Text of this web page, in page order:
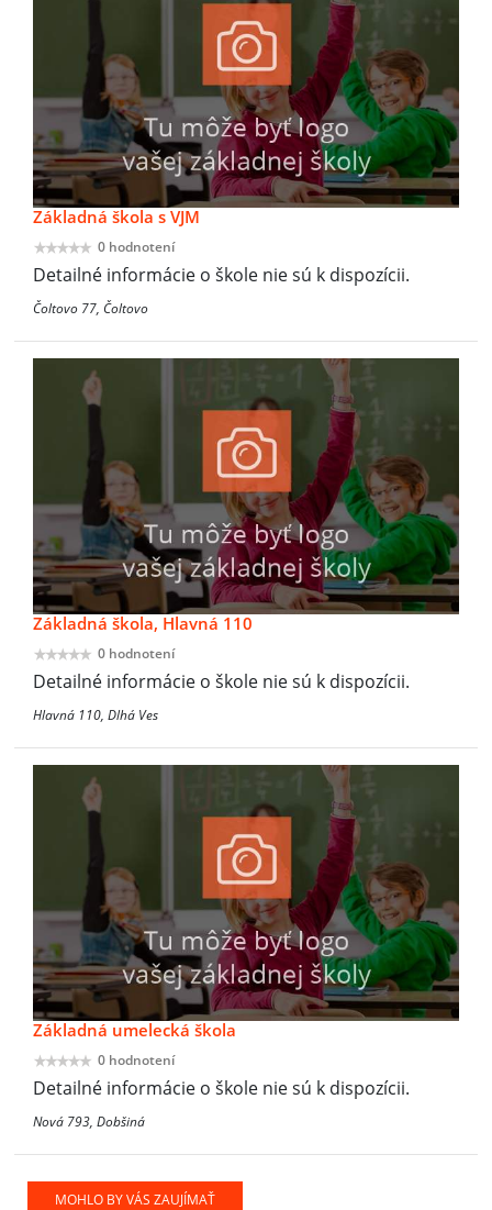
Základná škola s VJM
0 hodnotení
Detailné informácie o škole nie sú k dispozícii.
Čoltovo 77, Čoltovo
Základná škola, Hlavná 110
0 hodnotení
Detailné informácie o škole nie sú k dispozícii.
Hlavná 110, Dlhá Ves
Základná umelecká škola
0 hodnotení
Detailné informácie o škole nie sú k dispozícii.
Nová 793, Dobšiná
MOHLO BY VÁS ZAUJÍMAŤ